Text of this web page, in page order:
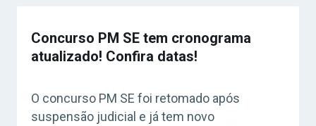
Concurso PM SE tem cronograma
atualizado! Confira datas!
O concurso PM SE foi retomado após
suspensão judicial e já tem novo